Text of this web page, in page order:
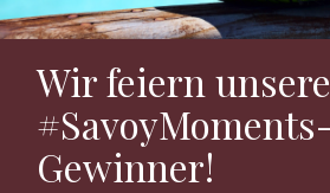
Wir feiern
Gewinner!